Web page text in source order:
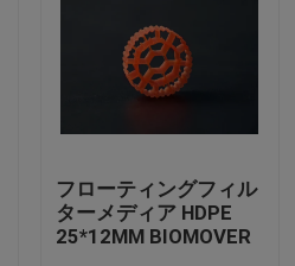
フローティングフィル
ターメディア HDPE
25*12MM BIOMOVER